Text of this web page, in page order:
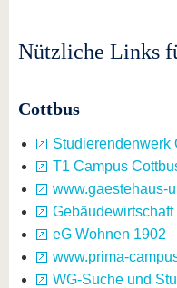
Nützliche Links
Cottbus
Studierendenwerk
T1 Campus
www.gaestehaus-
Gebäudewirtschaft
eG Wohnen 1902
www.prima-
WG-Suche und